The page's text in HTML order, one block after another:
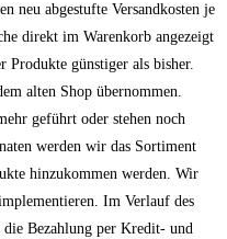
neu abgestufte Versandkosten je
direkt im Warenkorb angezeigt
Produkte günstiger als bisher.
alten Shop übernommen.
geführt oder stehen noch
werden wir das Sortiment
hinzukommen werden. Wir
Im Verlauf des
die Bezahlung per Kredit- und